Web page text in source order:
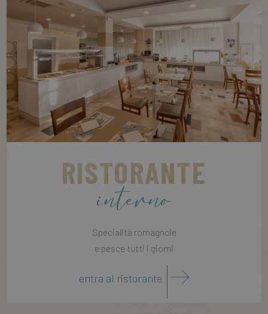
RISTORANTE
interno
Specialità romagnole
e pesce tutti i giorni
entra al ristorante